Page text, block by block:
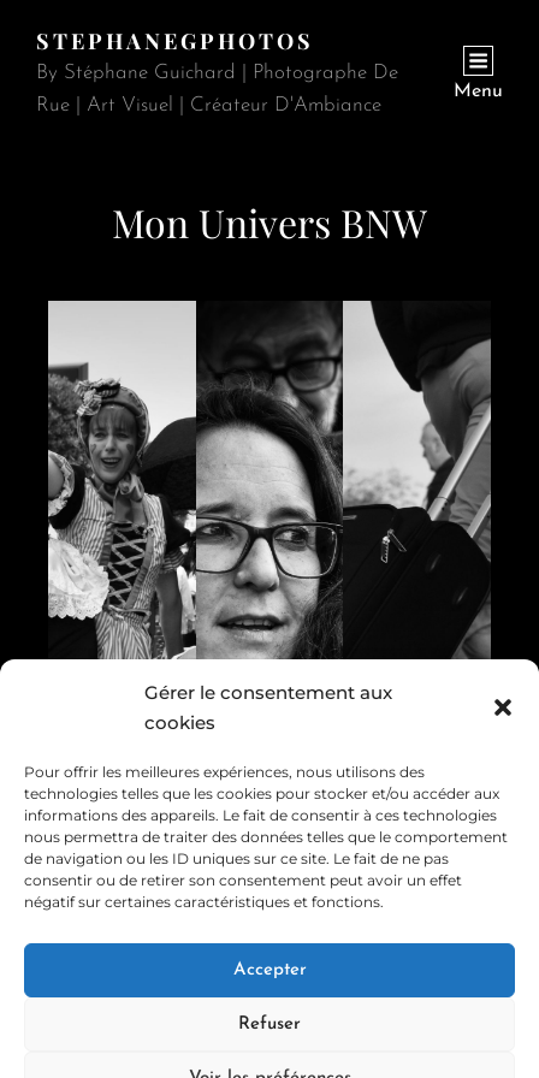
Gérer le consentement aux
cookies
Pour offrir les meilleures expériences, nous utilisons des
technologies telles que les cookies pour stocker et/ou accéder aux
informations des appareils. Le fait de consentir à ces technologies
nous permettra de traiter des données telles que le comportement
de navigation ou les ID uniques sur ce site. Le fait de ne pas
consentir ou de retirer son consentement peut avoir un effet
négatif sur certaines caractéristiques et fonctions.
Accepter
Refuser
STEPHANEGPHOTOS
By Stéphane Guichard | Photographe De
Rue | Art Visuel | Créateur D'Ambiance
Menu
Mon Univers BNW
Parcourir
Copyright © 2026 StephaneGphotos | Propulsé par Stéphane
GUICHARD